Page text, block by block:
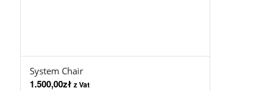
System Chair
1.500,00zł z Vat